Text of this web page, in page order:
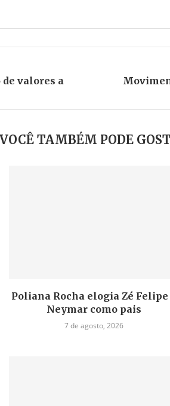
valores a
VOCÊ TAMBÉM PODE
Poliana Rocha elogia Zé Felipe
Neymar como pais
7 de agosto, 2026